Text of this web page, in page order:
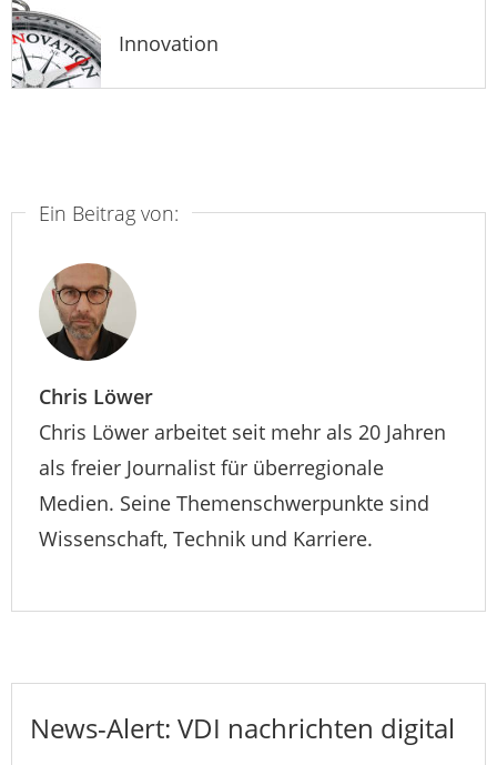
Innovation
Ein Beitrag von:
Chris Löwer
Chris Löwer arbeitet seit mehr als 20 Jahren
als freier Journalist für überregionale
Medien. Seine Themenschwerpunkte sind
Wissenschaft, Technik und Karriere.
News-Alert: VDI nachrichten digital